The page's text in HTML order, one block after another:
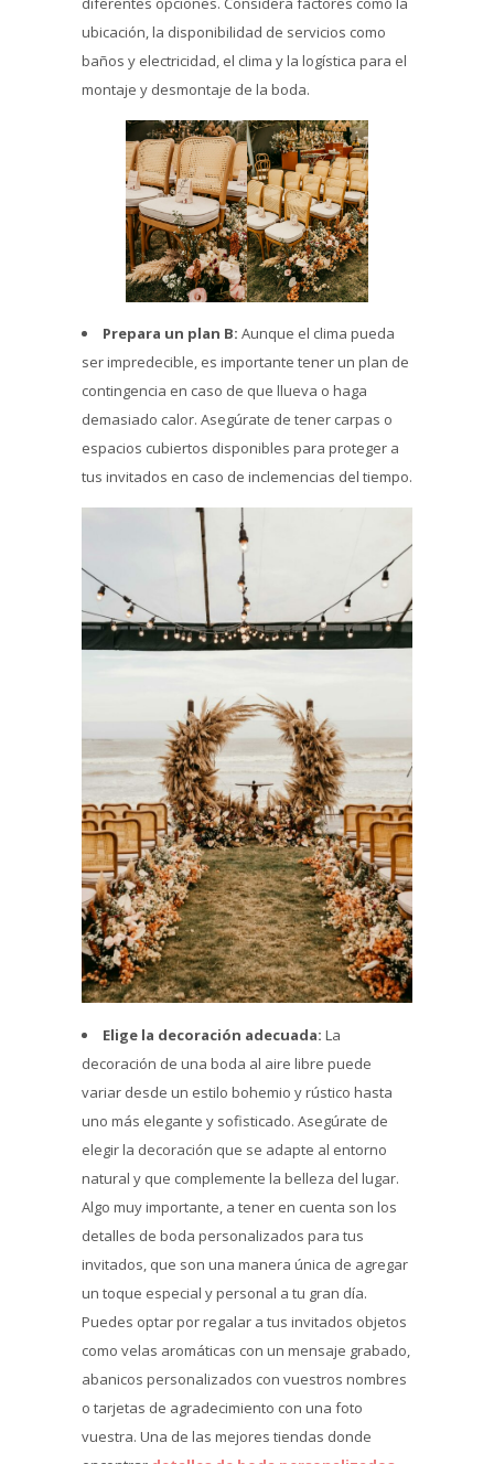
ubicación, la disponibilidad de servicios como
baños y electricidad, el clima y la logística para el
montaje y desmontaje de la boda.
Prepara un plan B: Aunque el clima pueda
ser impredecible, es importante tener un plan de
contingencia en caso de que llueva o haga
demasiado calor. Asegúrate de tener carpas o
espacios cubiertos disponibles para proteger a
tus invitados en caso de inclemencias del tiempo.
Elige la decoración adecuada: La
decoración de una boda al aire libre puede
variar desde un estilo bohemio y rústico hasta
uno más elegante y sofisticado. Asegúrate de
elegir la decoración que se adapte al entorno
natural y que complemente la belleza del lugar.
Algo muy importante, a tener en cuenta son los
detalles de boda personalizados para tus
invitados, que son una manera única de agregar
un toque especial y personal a tu gran día.
Puedes optar por regalar a tus invitados objetos
como velas aromáticas con un mensaje grabado,
abanicos personalizados con vuestros nombres
o tarjetas de agradecimiento con una foto
vuestra. Una de las mejores tiendas donde